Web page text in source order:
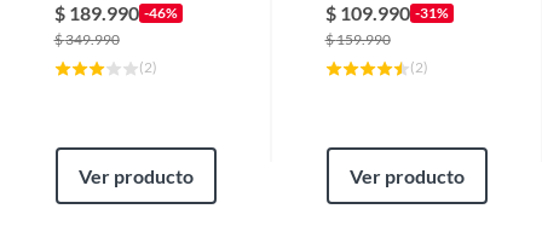
$ 189.990 -46%
$349.990
(2)
Ver producto
$ 109.990 -31%
$159.990
(2)
Ver producto